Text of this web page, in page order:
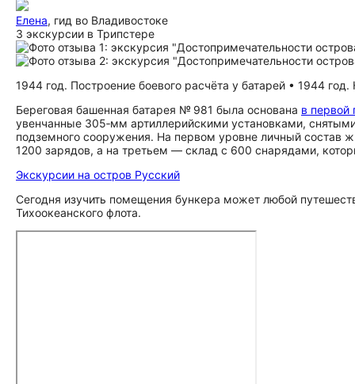
Елена, гид во Владивостоке
3 экскурсии в Трипстере
1944 год. Построение боевого расчёта у батарей • 1944
Береговая башенная батарея № 981 была основана в первой
увенчанные 305‑мм артиллерийскими установками,
подземного сооружения. На первом уровне личный состав
1200 зарядов, а на третьем — склад с 600 снарядами,
Экскурсии на остров Русский
Сегодня изучить помещения бункера может любой
Тихоокеанского флота.